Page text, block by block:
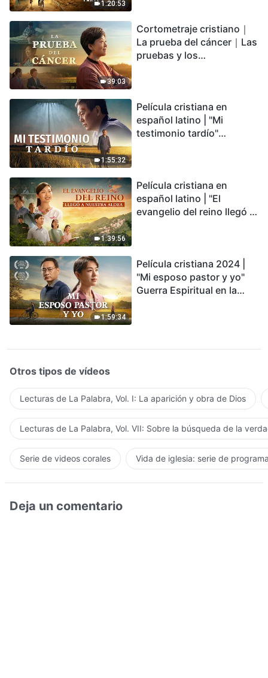
1:20:53
encontrarás refugio?
39:03
Cortometraje cristiano｜
La prueba del cáncer｜Las
pruebas y los
1:55:32
Película cristiana en
español latino | "Mi
testimonio tardío"
conmovedor
1:39:56
Película cristiana en
español latino | "El
evangelio del reino llegó a
1:59:34
Película cristiana 2024 |
"Mi esposo pastor y yo"
Guerra Espiritual en la
Otros tipos de vídeos
Lecturas de La Palabra, Vol. I: La aparición y obra de Dios
Lecturas de La Palabra, Vol. VII: Sobre la búsqueda de la
Serie de videos corales Vida de iglesia: serie de
Deja un comentario